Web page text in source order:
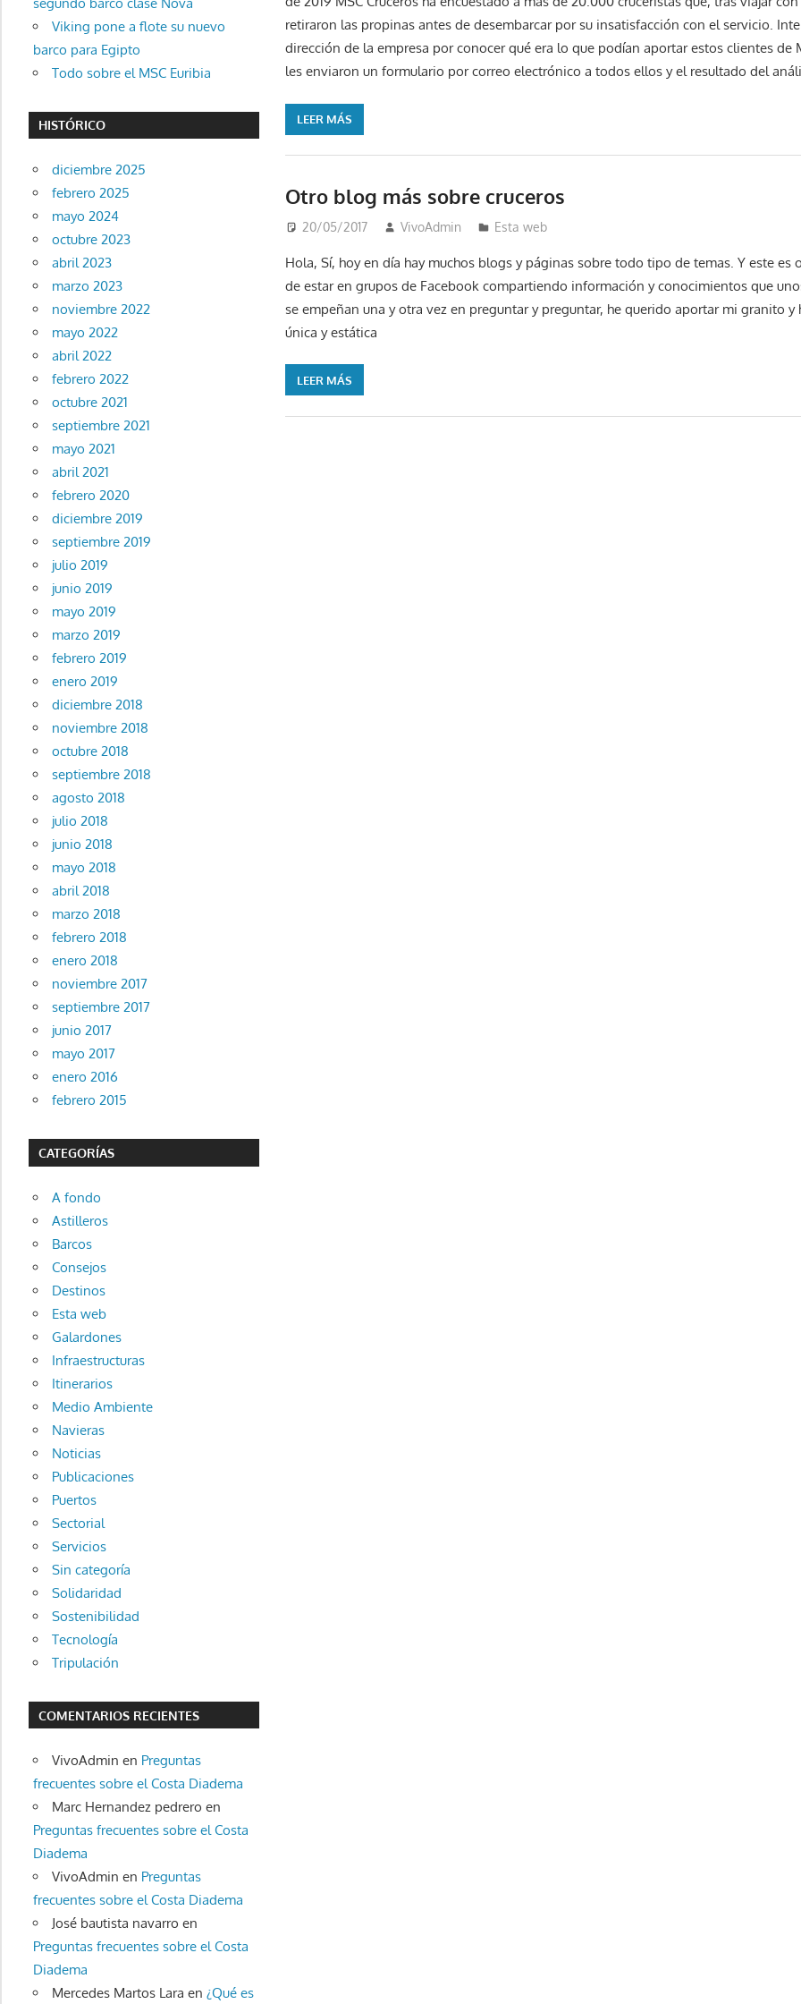
retiraron las propinas antes de desembarcar por su insatisfacción con el servicio.
dirección de la empresa por conocer qué era lo que podían aportar estos clientes de
les enviaron un formulario por correo electrónico a todos ellos y el resultado del
LEER MÁS
Otro blog más sobre cruceros
20/05/2017 VivoAdmin Esta web
Hola, Sí, hoy en día hay muchos blogs y páginas sobre todo tipo de temas. Y este es
de estar en grupos de Facebook compartiendo información y conocimientos que
se empeñan una y otra vez en preguntar y preguntar, he querido aportar mi granito y
única y estática
LEER MÁS
Viking pone a flote su nuevo
barco para Egipto
Todo sobre el MSC Euribia
HISTÓRICO
diciembre 2025
febrero 2025
mayo 2024
octubre 2023
abril 2023
marzo 2023
noviembre 2022
mayo 2022
abril 2022
febrero 2022
octubre 2021
septiembre 2021
mayo 2021
abril 2021
febrero 2020
diciembre 2019
septiembre 2019
julio 2019
junio 2019
mayo 2019
marzo 2019
febrero 2019
enero 2019
diciembre 2018
noviembre 2018
octubre 2018
septiembre 2018
agosto 2018
julio 2018
junio 2018
mayo 2018
abril 2018
marzo 2018
febrero 2018
enero 2018
noviembre 2017
septiembre 2017
junio 2017
mayo 2017
enero 2016
febrero 2015
CATEGORÍAS
A fondo
Astilleros
Barcos
Consejos
Destinos
Esta web
Galardones
Infraestructuras
Itinerarios
Medio Ambiente
Navieras
Noticias
Publicaciones
Puertos
Sectorial
Servicios
Sin categoría
Solidaridad
Sostenibilidad
Tecnología
Tripulación
COMENTARIOS RECIENTES
VivoAdmin en Preguntas
frecuentes sobre el Costa Diadema
Marc Hernandez pedrero en
Preguntas frecuentes sobre el Costa
Diadema
VivoAdmin en Preguntas
frecuentes sobre el Costa Diadema
José bautista navarro en
Preguntas frecuentes sobre el Costa
Diadema
Mercedes Martos Lara en ¿Qué es